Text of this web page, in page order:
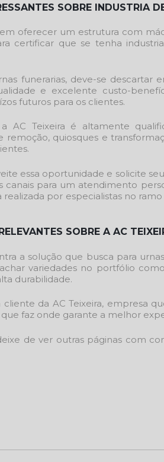
SOBRE INDUSTRIA
oferecer um estrutura com
certificar que se tenha
funerarias, deve-se descartar
e excelente custo-
futuros para os clientes.
AC Teixeira é altamente
quiosques e
essa oportunidade e solicite
canais para um atendimento
realizada por especialistas no
SOBRE A AC
a solução que busca para
variedades no portfólio
durabilidade.
da AC Teixeira, empresa
faz onde garante a melhor
de ver outras páginas com